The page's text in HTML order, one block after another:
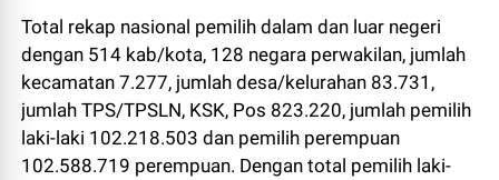
Total rekap nasional pemilih dalam dan luar negeri
dengan 514 kab/kota, 128 negara perwakilan, jumlah
kecamatan 7.277, jumlah desa/kelurahan 83.731,
jumlah TPS/TPSLN, KSK, Pos 823.220, jumlah pemilih
laki-laki 102.218.503 dan pemilih perempuan
102.588.719 perempuan. Dengan total pemilih laki-